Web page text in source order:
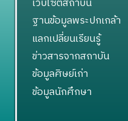
ฐานข้อมูลพระปกเกล้า
แลกเปลี่ยนเรียนรู้
ข่าวสารจากสถาบัน
ข้อมูลศิษย์เก่า
ข้อมูลนักศึกษา